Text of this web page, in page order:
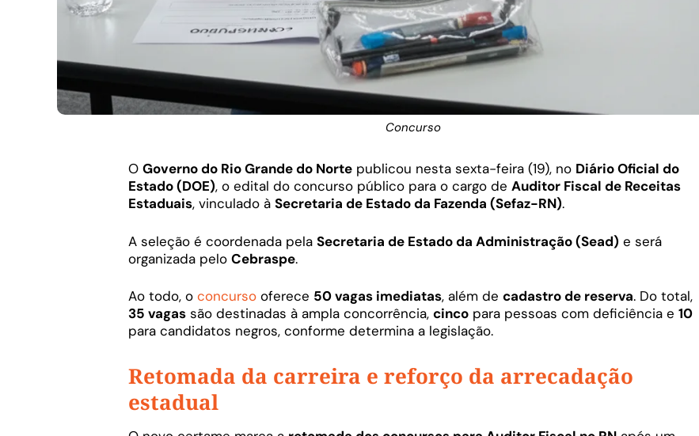
Concurso
O Governo do Rio Grande do Norte publicou nesta sexta-feira (19), no Diário Oficial do
Estado (DOE), o edital do concurso público para o cargo de Auditor Fiscal de Receitas
Estaduais, vinculado à Secretaria de Estado da Fazenda (Sefaz-RN).
A seleção é coordenada pela Secretaria de Estado da Administração (Sead) e será
organizada pelo Cebraspe.
Ao todo, o concurso oferece 50 vagas imediatas, além de cadastro de reserva. Do total,
35 vagas são destinadas à ampla concorrência, cinco para pessoas com deficiência e 10
para candidatos negros, conforme determina a legislação.
Retomada da carreira e reforço da arrecadação
estadual